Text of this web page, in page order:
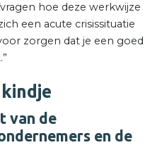
hoe deze werkwijze
een acute crisissituatie
zorgen dat je een goed
van de
en de